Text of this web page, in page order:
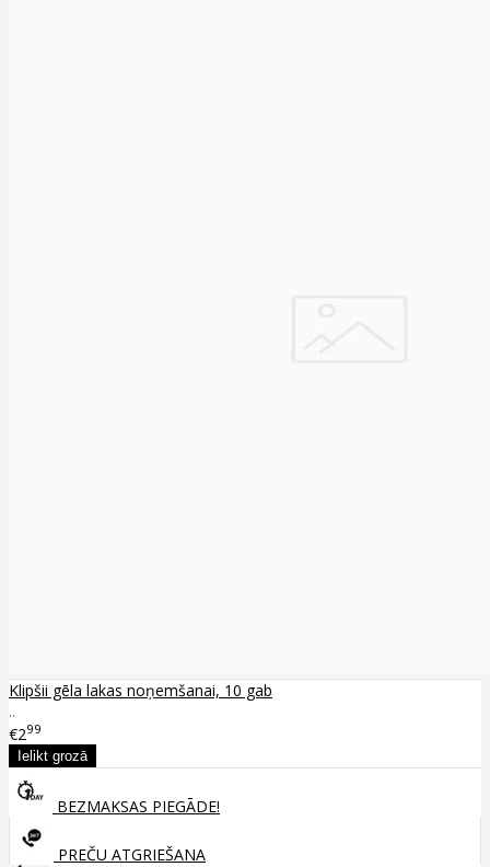
Klipšii gēla lakas noņemšanai, 10 gab
..
€299
BEZMAKSAS PIEGĀDE!
PREČU ATGRIEŠANA